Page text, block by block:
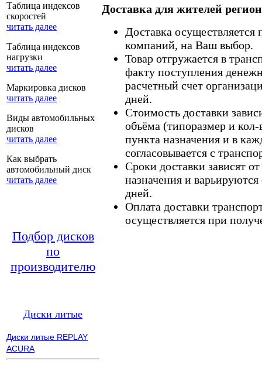
Таблица индексов
скоростей
читать далее
Таблица индексов
нагрузки
читать далее
Маркировка дисков
читать далее
Виды автомобильных
дисков
читать далее
Как выбрать
автомобильный диск
читать далее
Подбор дисков
по
производителю
Диски литые
Диски литые REPLAY
ACURA
Доставка для жителей
Доставка
компаний, на Ваш выбор.
Товар отгружается в
факту поступления
расчетный счет
дней.
Стоимость доставки
объёма (типоразмер и кол-
пункта назначения и в
согласовывается с
Сроки доставки зависят
назначения и
дней.
Оплата доставки
осуществляется при